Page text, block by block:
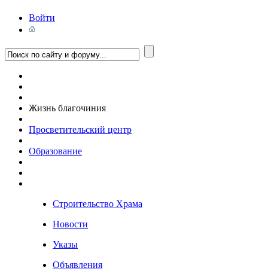
Войти
Жизнь благочиния
Просветительский центр
Образование
Строительство Храма
Новости
Указы
Объявления